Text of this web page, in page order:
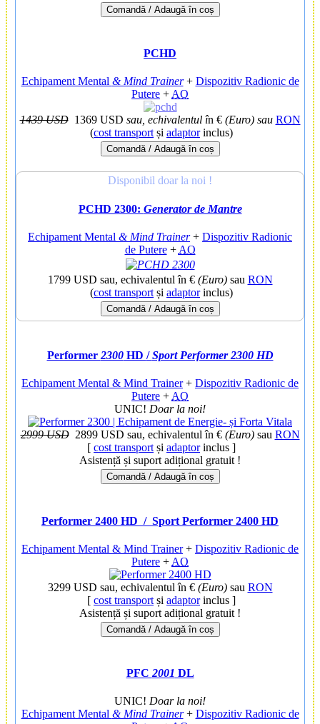
Comandă / Adaugă în coș
PCHD
Echipament Mental & Mind Trainer+ Dispozitiv Radionic de
Putere + AO
1439 USD1369 USD sau, echivalentul în € (Euro) sau RON
(cost transport și adaptorinclus)
Comandă / Adaugă în coș
Disponibil doar la noi !
PCHD 2300: Generator de Mantre
Echipament Mental & Mind Trainer+ Dispozitiv Radionic
de Putere+ AO
1799 USD sau, echivalentul în € (Euro)sau RON
(cost transport și adaptorinclus)
Comandă / Adaugă în coș
Performer 2300HD /Sport Performer 2300 HD
Echipament Mental & Mind Trainer+ Dispozitiv Radionic de
Putere + AO
UNIC! Doar la noi!
2999 USD2899 USD sau, echivalentul în € (Euro)sau RON
[ cost transport și adaptorinclus ]
Asistență și suport adițional gratuit !
Comandă / Adaugă în coș
Performer 2400 HD / Sport Performer 2400 HD
Echipament Mental & Mind Trainer+ Dispozitiv Radionic de
Putere + AO
3299 USD sau, echivalentul în € (Euro)sau RON
[ cost transport și adaptorinclus ]
Asistență și suport adițional gratuit !
Comandă / Adaugă în coș
PFC 2001 DL
UNIC! Doar la noi!
Echipament Mental & Mind Trainer+ Dispozitiv Radionic de